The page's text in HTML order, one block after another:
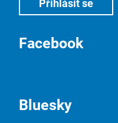
Facebook
Bluesky